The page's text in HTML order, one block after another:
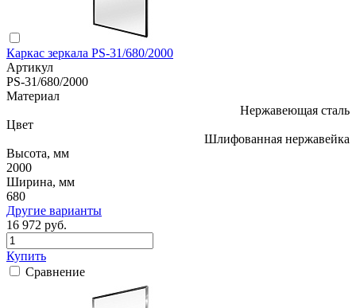
Каркас зеркала PS-31/680/2000
Артикул
PS-31/680/2000
Материал
Нержавеющая сталь
Цвет
Шлифованная нержавейка
Высота, мм
2000
Ширина, мм
680
Другие варианты
16 972 руб.
Купить
Сравнение